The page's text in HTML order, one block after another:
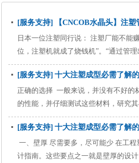
[服务支持] 【CNCOB水晶头】注
日本一位注塑同行说： 注塑厂能不能
位，注塑机就成了烧钱机”。“通过管
动化生产模式。然而目前国内很多企
已成为企业发展的“瓶颈”。
[服务支持] 十大注塑成型必需了解
正确的选择 一般来说，并没有不好的
的性能，并仔细测试这些材料，研究
料。它又可分为无定型塑料和半结晶
性塑料主要用于机械强度高的部件，
维增强、
[服务支持] 十大注塑成型必需了解
一、壁厚 尽需要多，尽可能少 在工
计指南。这些要点之一就是壁厚的设